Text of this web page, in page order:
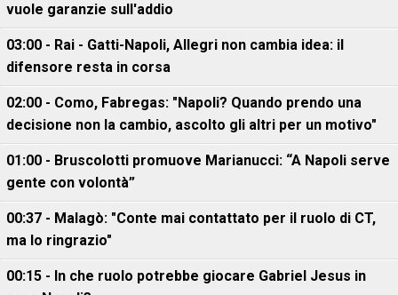
vuole garanzie sull'addio
03:00 - Rai - Gatti-Napoli, Allegri non cambia idea: il
difensore resta in corsa
02:00 - Como, Fabregas: "Napoli? Quando prendo una
decisione non la cambio, ascolto gli altri per un motivo"
01:00 - Bruscolotti promuove Marianucci: “A Napoli serve
gente con volontà”
00:37 - Malagò: "Conte mai contattato per il ruolo di CT,
ma lo ringrazio"
00:15 - In che ruolo potrebbe giocare Gabriel Jesus in